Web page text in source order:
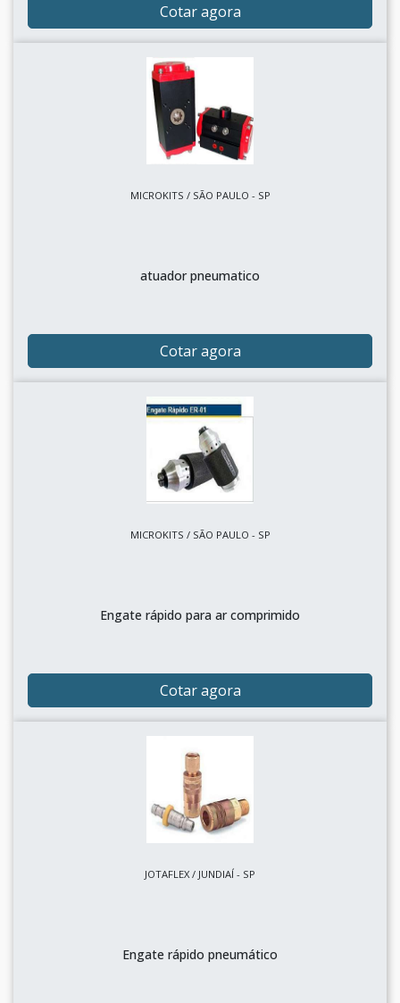
Cotar agora
MICROKITS / SÃO PAULO - SP
atuador pneumatico
Cotar agora
MICROKITS / SÃO PAULO - SP
Engate rápido para ar comprimido
Cotar agora
JOTAFLEX / JUNDIAÍ - SP
Engate rápido pneumático